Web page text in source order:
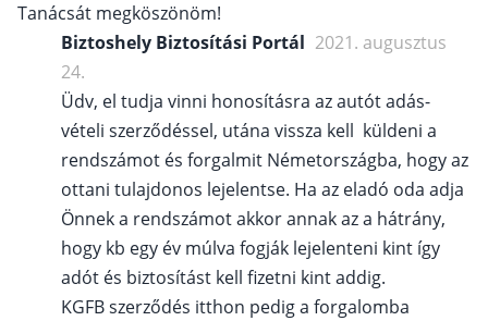
Tanácsát megköszönöm!
Biztoshely Biztosítási Portál 2021. augusztus
24.
Üdv, el tudja vinni honosításra az autót adás-
vételi szerződéssel, utána vissza kell küldeni a
rendszámot és forgalmit Németországba, hogy az
ottani tulajdonos lejelentse. Ha az eladó oda adja
Önnek a rendszámot akkor annak az a hátrány,
hogy kb egy év múlva fogják lejelenteni kint így
adót és biztosítást kell fizetni kint addig.
KGFB szerződés itthon pedig a forgalomba